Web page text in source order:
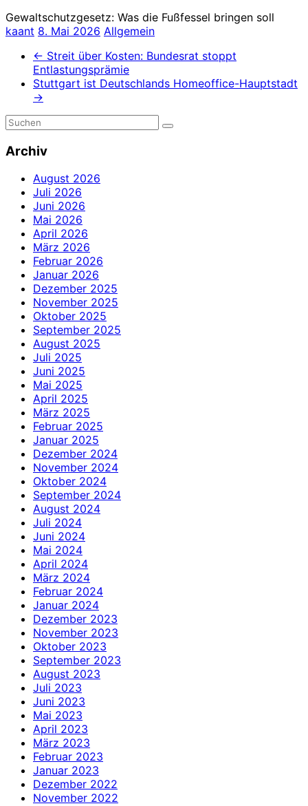
Gewaltschutzgesetz: Was die Fußfessel bringen soll
kaant 8. Mai 2026 Allgemein
← Streit über Kosten: Bundesrat stoppt
Entlastungsprämie
Stuttgart ist Deutschlands Homeoffice-Hauptstadt
→
Archiv
August 2026
Juli 2026
Juni 2026
Mai 2026
April 2026
März 2026
Februar 2026
Januar 2026
Dezember 2025
November 2025
Oktober 2025
September 2025
August 2025
Juli 2025
Juni 2025
Mai 2025
April 2025
März 2025
Februar 2025
Januar 2025
Dezember 2024
November 2024
Oktober 2024
September 2024
August 2024
Juli 2024
Juni 2024
Mai 2024
April 2024
März 2024
Februar 2024
Januar 2024
Dezember 2023
November 2023
Oktober 2023
September 2023
August 2023
Juli 2023
Juni 2023
Mai 2023
April 2023
März 2023
Februar 2023
Januar 2023
Dezember 2022
November 2022